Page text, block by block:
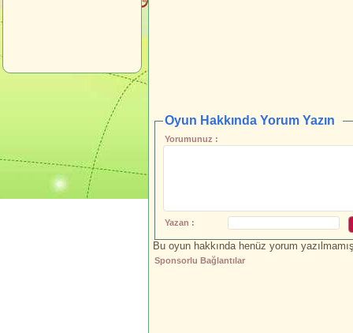
Oyun Hakkında Yorum Yazın
Yorumunuz :
Yazan :
Bu oyun hakkında henüz yorum
Sponsorlu Bağlantılar